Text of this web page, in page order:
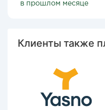
в прошлом месяце
Клиенты также